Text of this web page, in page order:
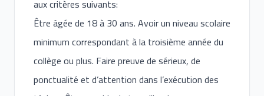
aux critères suivants:
Être âgée de 18 à 30 ans. Avoir un niveau scolaire
minimum correspondant à la troisième année du
collège ou plus. Faire preuve de sérieux, de
ponctualité et d’attention dans l’exécution des